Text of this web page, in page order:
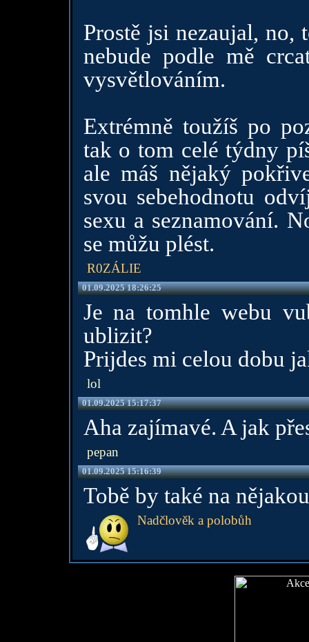
Prostě jsi nezaujal, no,
nebude podle mě
vysvětlováním.
Extrémně toužíš po
tak o tom celé týdny
ale máš nějaký
svou sebehodnotu
sexu a seznamování.
se můžu plést.
R0ZÁLIE
01.09.2025 18:26:25
Je na tomhle webu
ublizit?
Prijdes mi celou dobu
lol
01.09.2025 15:17:37
Aha zajímavé. A jak
pepan
01.09.2025 15:16:39
Tobě by také na
Nadčlověk a polobůh